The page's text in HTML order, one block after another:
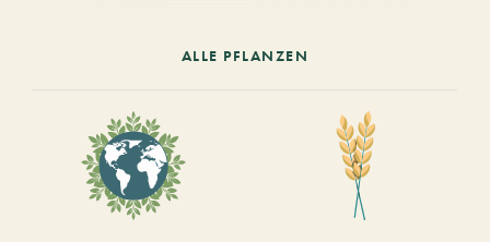
ALLE PFLANZEN